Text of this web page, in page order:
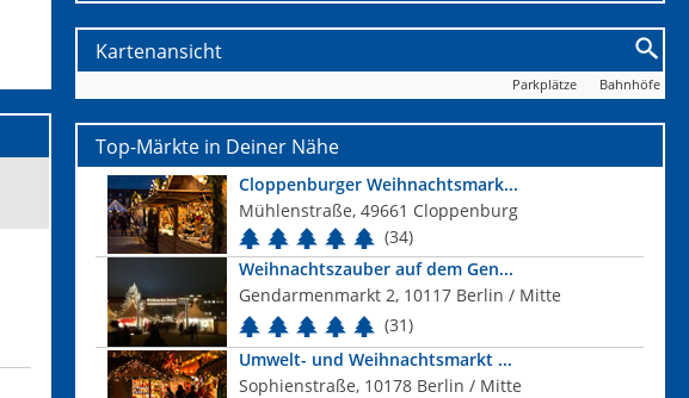
Kartenansicht
Bahnhöfe
Parkplätze
Top-Märkte in Deiner Nähe
Cloppenburger Weihnachtsmark...
Mühlenstraße, 49661 Cloppenburg
(34)
Weihnachtszauber auf dem Gen...
Gendarmenmarkt 2, 10117 Berlin / Mitte
(31)
Umwelt- und Weihnachtsmarkt ...
Sophienstraße, 10178 Berlin / Mitte